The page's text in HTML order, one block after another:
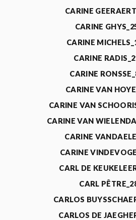
CARINE
CARINE
CARINE
CARINE
CARINE
CARINE VAN
CARINE VAN
CARINE VAN
CARINE
CARINE
CARL DE
CARL
CARLOS
CARLOS DE